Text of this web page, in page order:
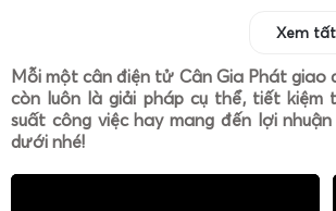
Xem
Mỗi một cân điện tử Cân Gia Phát giao
còn luôn là giải pháp cụ thể, tiết
suất công việc hay mang đến lợi
dưới nhé!